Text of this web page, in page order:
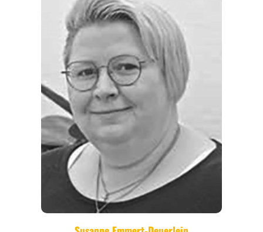
REGIONEN
ORTE
EVENTS
REISEFÜHRER